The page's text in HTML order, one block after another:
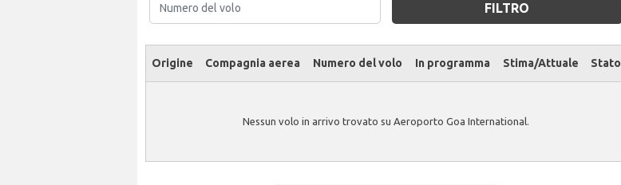
FILTRO
Origine Compagnia aerea Numero del volo In programma Stima/Attuale Stato
Nessun volo in arrivo trovato su Aeroporto Goa International.